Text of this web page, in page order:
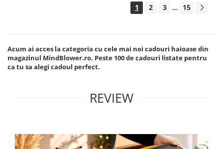
1 2 3 ... 15
Acum ai acces la categoria cu cele mai noi cadouri haioase din
magazinul MindBlower.ro. Peste 100 de cadouri listate pentru
ca tu sa alegi cadoul perfect.
REVIEW